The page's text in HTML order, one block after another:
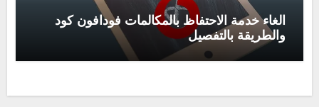
الغاء خدمة الاحتفاظ بالمكالمات فودافون كود
والطريقة بالتفصيل